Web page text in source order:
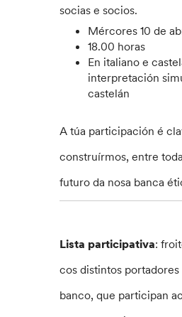
socias e socios.
Mércores 10 de
18.00 horas
En italiano e
interpretación
castelán
A túa participación é
construírmos, entre
futuro da nosa banca
Lista participativa:
cos distintos
banco, que participan